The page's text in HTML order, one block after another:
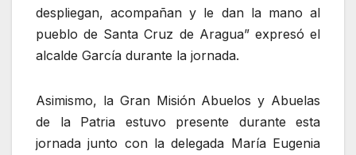
despliegan, acompañan y le dan la mano al
pueblo de Santa Cruz de Aragua” expresó el
alcalde García durante la jornada.
Asimismo, la Gran Misión Abuelos y Abuelas
de la Patria estuvo presente durante esta
jornada junto con la delegada María Eugenia